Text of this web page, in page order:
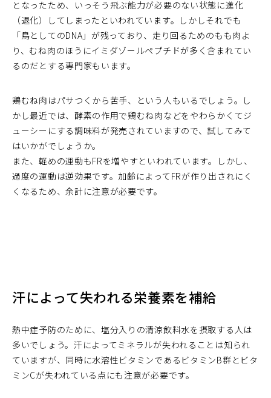
となったため、いっそう飛ぶ能力が必要のない状態に進化
（退化）してしまったといわれています。しかしそれでも
「鳥としてのDNA」が残っており、走り回るためのもも肉よ
り、むね肉のほうにイミダゾールペプチドが多く含まれてい
るのだとする専門家もいます。
鶏むね肉はパサつくから苦手、という人もいるでしょう。し
かし最近では、酵素の作用で鶏むね肉などをやわらかくてジ
ューシーにする調味料が発売されていますので、試してみて
はいかがでしょうか。
また、軽めの運動もFRを増やすといわれています。しかし、
過度の運動は逆効果です。加齢によってFRが作り出されにく
くなるため、余計に注意が必要です。
汗によって失われる栄養素を補給
熱中症予防のために、塩分入りの清涼飲料水を摂取する人は
多いでしょう。汗によってミネラルが失われることは知られ
ていますが、同時に水溶性ビタミンであるビタミンB群とビタ
ミンCが失われている点にも注意が必要です。